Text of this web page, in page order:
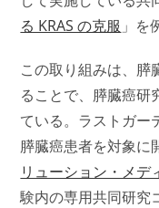
る KRAS の克服 」を
この取り組みは、膵
ることで、膵臓癌研
ている。ラストガー
膵臓癌患者を対象に
リューション・メデ
験内の専用共同研究